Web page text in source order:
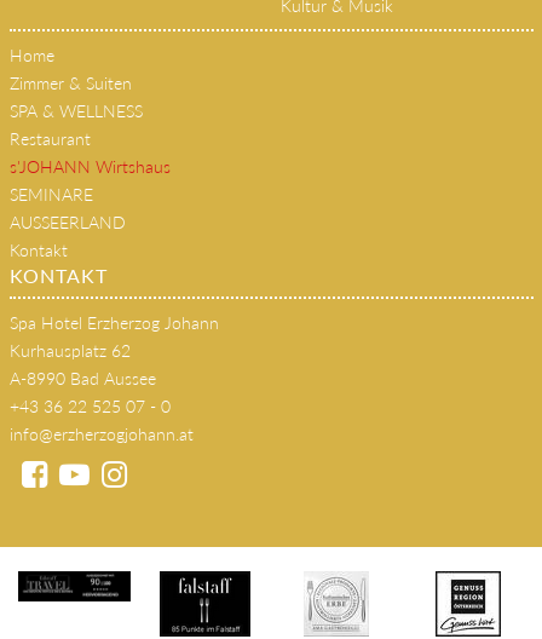
Kultur & Musik
Home
Zimmer & Suiten
SPA & WELLNESS
Restaurant
s'JOHANN Wirtshaus
SEMINARE
AUSSEERLAND
Kontakt
KONTAKT
Spa Hotel Erzherzog Johann
Kurhausplatz 62
A-8990 Bad Aussee
+43 36 22 525 07 - 0
info@erzherzogjohann.at